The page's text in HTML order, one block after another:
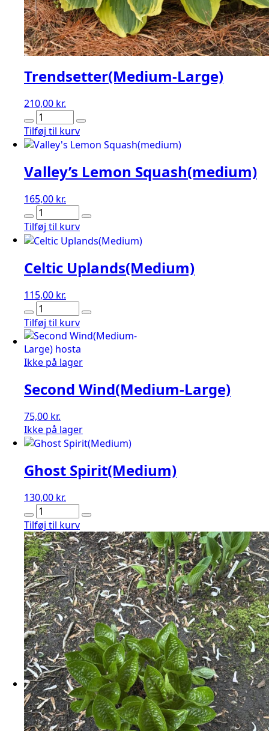
Trendsetter(Medium-Large)
210,00 kr.
Trendsetter(Medium-
Large)
antal
Tilføj til kurv
Valley’s Lemon Squash(medium)
165,00 kr.
Valley's
Lemon
Squash(medium)
Tilføj til kurv
Celtic Uplands(Medium)
115,00 kr.
Celtic
Uplands(Medium)
antal
Tilføj til kurv
Ikke på lager
Second Wind(Medium-Large)
75,00 kr.
Ikke på lager
Ghost Spirit(Medium)
130,00 kr.
Ghost
Spirit(Medium)
antal
Tilføj til kurv